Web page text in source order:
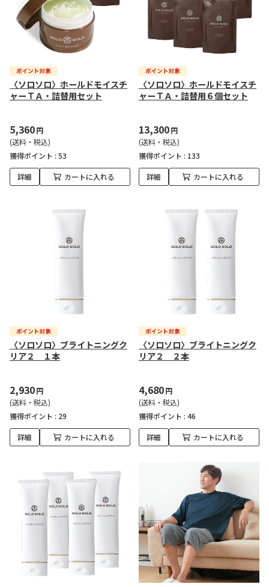
〈ソロソロ〉ホールドモイスチ
ャーＴＡ・詰替用セット
5,360円
(送料・税込)
獲得ポイント : 53
詳細 カートに入れる
〈ソロソロ〉ホールドモイスチ
ャーＴＡ・詰替用６個セット
13,300円
(送料・税込)
獲得ポイント : 133
詳細 カートに入れる
〈ソロソロ〉ブライトニングク
リア２ １本
2,930円
(送料・税込)
獲得ポイント : 29
詳細 カートに入れる
〈ソロソロ〉ブライトニングク
リア２ ２本
4,680円
(送料・税込)
獲得ポイント : 46
詳細 カートに入れる